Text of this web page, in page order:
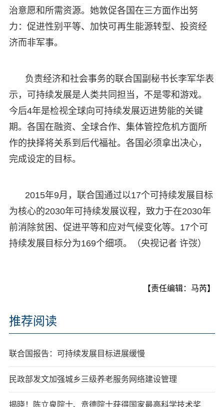
治意愿和所需资源。她敦促各国在三方面作出努
力：促进性别平等、加快可再生能源转型、投资经
济而非军事。
负责经济和社会事务的联合国副秘书长李军华表
示，可持续发展是人类共同担当，不是零和游戏。
今后4年是检视全球向可持续发展迈进势能的关键
期。各国在融资、全球合作、集体管控危机方面所
作的抉择将关系到后代福祉。各国必须拿出决心，
完成设定的目标。
2015年9月，联合国通过以17个可持续发展目标
为核心的2030年可持续发展议程，致力于在2030年
前消除贫困、促进平等和应对气候变化等。17个可
持续发展目标分为169个细项。（央视记者 许弢）
【责任编辑：马芮】
推荐阅读
联合国报告：可持续发展目标进展缓慢
民政部发文加强城乡三级养老服务网络建设管理
揭晓！陈立泉院士、贲德院士获得国家最高科学技术奖